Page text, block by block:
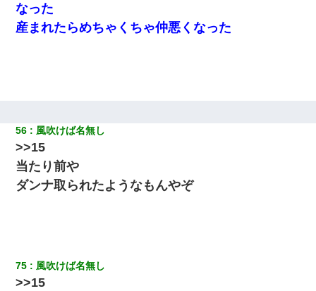
デパートの外商『私さんだと名乗る女が、ツケで宝石を買おうと
していて…』私「！？」→ 翌日。ママ友たちの様子が微妙におか
しくなり・・・
ＤＮＡ検査『血縁関係０％』旦那「やっぱり托卵だったんだ…」
嫁「本当に身に覚えがない」「なにかの間違いだ！取り違え
だ！」→ 嫁「あっ」
【衝撃】女友達から行為中に告白されてOKした結果
なった
産まれたらめちゃくちゃ仲悪くなった
56 風吹けば名無し
>>15
当たり前や
ダンナ取られたようなもんやぞ
75 風吹けば名無し
>>15